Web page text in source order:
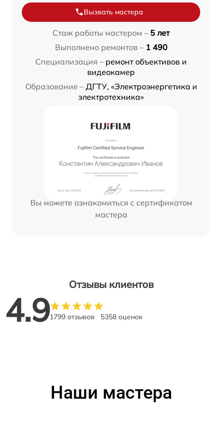
Вызвать мастера
Стаж работы мастером – 5 лет
Выполнено ремонтов – 1 490
Специализация – ремонт объективов и
видеокамер
Образование – ДГТУ, «Электроэнергетика и
электротехника»
Вы можете ознакомиться с сертификатом
мастера
Отзывы клиентов
4.91799 отзывов 5358 оценок
Наши мастера